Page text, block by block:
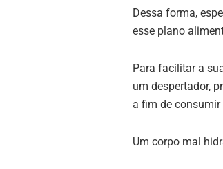
Dessa forma,
esse plano
Para facilitar a
um despertador,
a fim de
Um corpo mal